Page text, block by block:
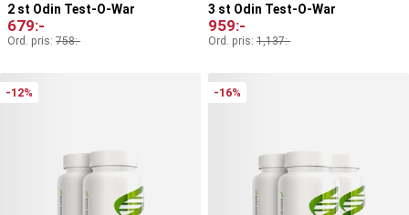
2 st Odin Test-O-War
679:-
Ord. pris: 758:-
3 st Odin Test-O-War
959:-
Ord. pris: 1,137:-
-12% -16%